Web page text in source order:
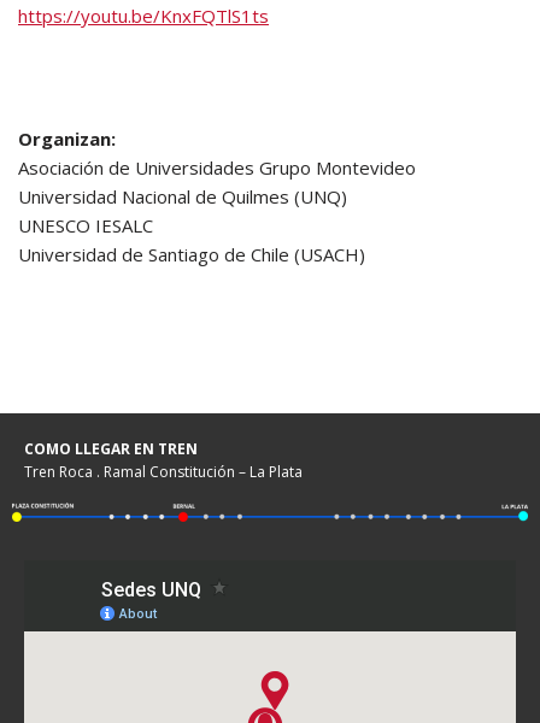
https://youtu.be/KnxFQTlS1ts
Organizan:
Asociación de Universidades Grupo Montevideo
Universidad Nacional de Quilmes (UNQ)
UNESCO IESALC
Universidad de Santiago de Chile (USACH)
COMO LLEGAR EN TREN
Tren Roca . Ramal Constitución – La Plata